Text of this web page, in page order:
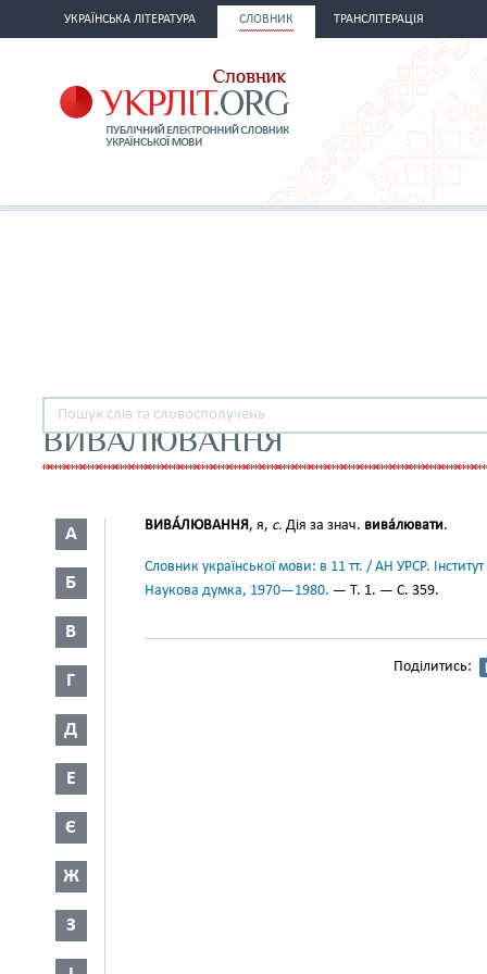
УКРАЇНСЬКА ЛІТЕРАТУРА СЛОВНИК ТРАНСЛІТЕРАЦІЯ
ВИВАЛЮВАННЯ
А
Б
В
Г
Д
Е
Є
Ж
З
ВИВА́ЛЮВАННЯ, я, с. Дія за знач. вива́лювати.
Словник української мови: в 11 тт. / АН УРСР.
Наукова думка, 1970—1980. — Т. 1. — С. 359.
Поділитись: